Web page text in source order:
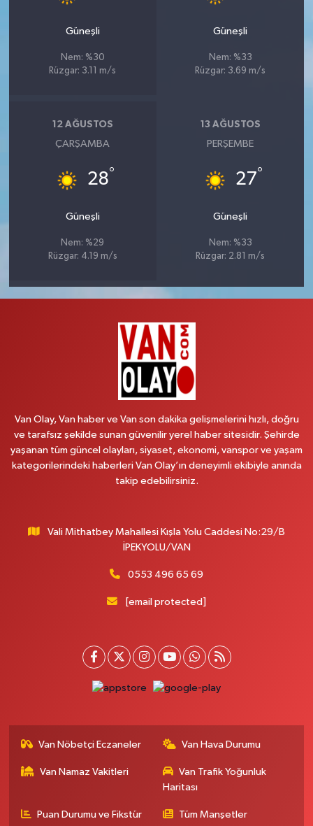
Güneşli
Nem: %30
Rüzgar: 3.11 m/s
Güneşli
Nem: %33
Rüzgar: 3.69 m/s
12 AĞUSTOS
ÇARŞAMBA
28°
Güneşli
Nem: %29
Rüzgar: 4.19 m/s
13 AĞUSTOS
PERŞEMBE
27°
Güneşli
Nem: %33
Rüzgar: 2.81 m/s
Van Olay, Van haber ve Van son dakika gelişmelerini hızlı, doğru
ve tarafsız şekilde sunan güvenilir yerel haber sitesidir. Şehirde
yaşanan tüm güncel olayları, siyaset, ekonomi, vanspor ve yaşam
kategorilerindeki haberleri Van Olay’ın deneyimli ekibiyle anında
takip edebilirsiniz.
Vali Mithatbey Mahallesi Kışla Yolu Caddesi No:29/B
İPEKYOLU/VAN
0553 496 65 69
[email protected]
Van Nöbetçi Eczaneler Van Hava Durumu
Van Namaz Vakitleri
Van Trafik Yoğunluk
Haritası
Puan Durumu ve Fikstür Tüm Manşetler